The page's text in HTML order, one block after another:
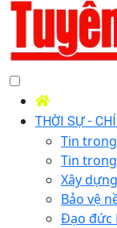
THỜI SỰ -
Tin
Tin
Xây
Bảo vệ
Đạo đức